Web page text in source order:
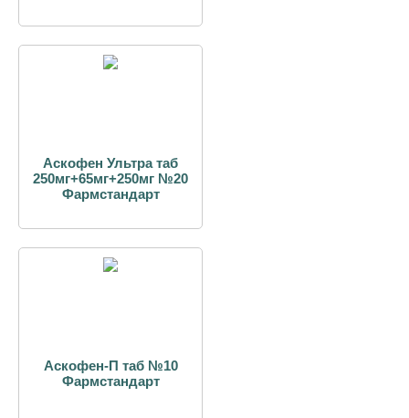
Аскофен Ультра таб
250мг+65мг+250мг №20
Фармстандарт
Аскофен-П таб №10
Фармстандарт